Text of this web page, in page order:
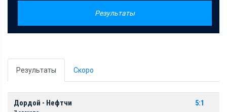
Результаты
Результаты Скоро
Дордой - Нефтчи 5:1